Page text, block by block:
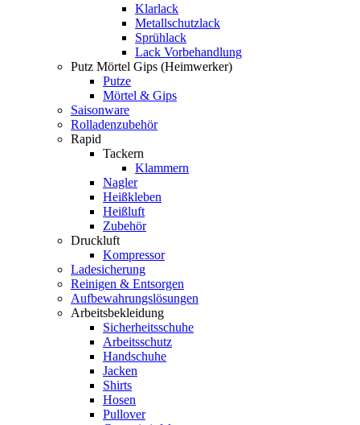
Klarlack
Metallschutzlack
Sprühlack
Lack Vorbehandlung
Putz Mörtel Gips (Heimwerker)
Putze
Mörtel & Gips
Saisonware
Rolladenzubehör
Rapid
Tackern
Klammern
Nagler
Heißkleben
Heißluft
Zubehör
Druckluft
Kompressor
Ladesicherung
Reinigen & Entsorgen
Aufbewahrungslösungen
Arbeitsbekleidung
Sicherheitsschuhe
Arbeitsschutz
Handschuhe
Jacken
Shirts
Hosen
Pullover